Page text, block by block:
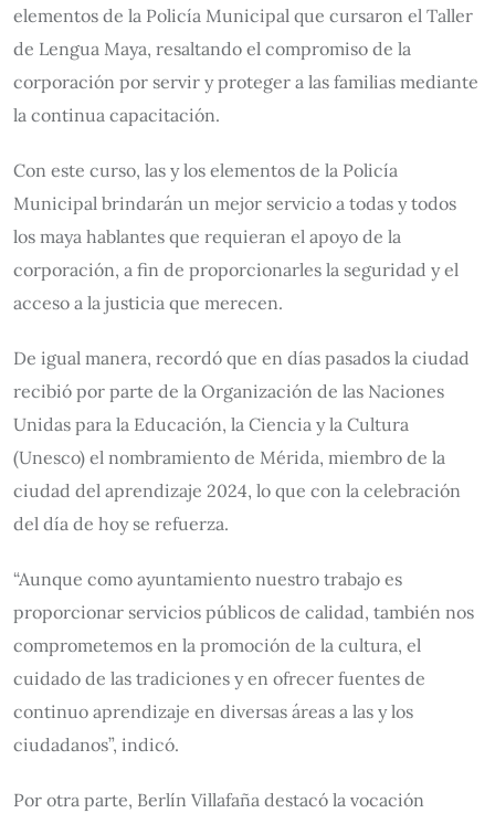
elementos de la Policía Municipal que cursaron el Taller
de Lengua Maya, resaltando el compromiso de la
corporación por servir y proteger a las familias mediante
la continua capacitación.
Con este curso, las y los elementos de la Policía
Municipal brindarán un mejor servicio a todas y todos
los maya hablantes que requieran el apoyo de la
corporación, a fin de proporcionarles la seguridad y el
acceso a la justicia que merecen.
De igual manera, recordó que en días pasados la ciudad
recibió por parte de la Organización de las Naciones
Unidas para la Educación, la Ciencia y la Cultura
(Unesco) el nombramiento de Mérida, miembro de la
ciudad del aprendizaje 2024, lo que con la celebración
del día de hoy se refuerza.
“Aunque como ayuntamiento nuestro trabajo es
proporcionar servicios públicos de calidad, también nos
comprometemos en la promoción de la cultura, el
cuidado de las tradiciones y en ofrecer fuentes de
continuo aprendizaje en diversas áreas a las y los
ciudadanos”, indicó.
Por otra parte, Berlín Villafaña destacó la vocación